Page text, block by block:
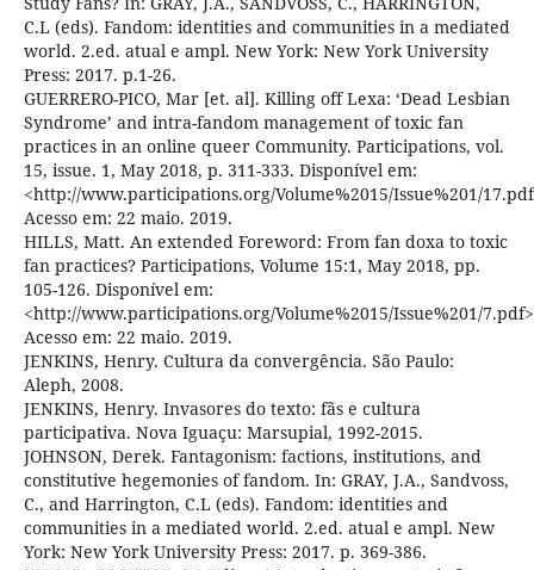
C.L (eds). Fandom: identities and communities in a mediated
world. 2.ed. atual e ampl. New York: New York University
Press: 2017. p.1-26.
GUERRERO-PICO, Mar [et. al]. Killing off Lexa: ‘Dead Lesbian
Syndrome’ and intra-fandom management of toxic fan
practices in an online queer Community. Participations, vol.
15, issue. 1, May 2018, p. 311-333. Disponível em:
<http://www.participations.org/Volume%2015/Issue%201/
Acesso em: 22 maio. 2019.
HILLS, Matt. An extended Foreword: From fan doxa to toxic
fan practices? Participations, Volume 15:1, May 2018, pp.
105-126. Disponível em:
<http://www.participations.org/Volume%2015/Issue%201/7.pdf>
Acesso em: 22 maio. 2019.
JENKINS, Henry. Cultura da convergência. São Paulo:
Aleph, 2008.
JENKINS, Henry. Invasores do texto: fãs e cultura
participativa. Nova Iguaçu: Marsupial, 1992-2015.
JOHNSON, Derek. Fantagonism: factions, institutions, and
constitutive hegemonies of fandom. In: GRAY, J.A., Sandvoss,
C., and Harrington, C.L (eds). Fandom: identities and
communities in a mediated world. 2.ed. atual e ampl. New
York: New York University Press: 2017. p. 369-386.